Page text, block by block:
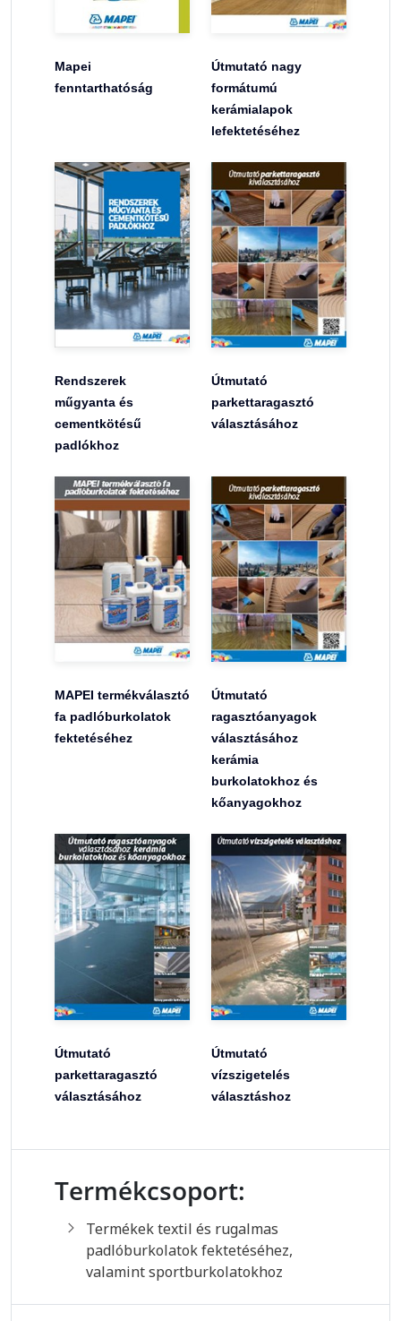
Mapei
fenntarthatóság
Útmutató nagy
formátumú
kerámialapok
lefektetéséhez
Rendszerek
műgyanta és
cementkötésű
padlókhoz
Útmutató
parkettaragasztó
választásához
MAPEI termékválasztó
fa padlóburkolatok
fektetéséhez
Útmutató
ragasztóanyagok
választásához
kerámia
burkolatokhoz és
kőanyagokhoz
Útmutató
parkettaragasztó
választásához
Útmutató
vízszigetelés
választáshoz
Termékcsoport:
Termékek textil és rugalmas
padlóburkolatok fektetéséhez,
valamint sportburkolatokhoz